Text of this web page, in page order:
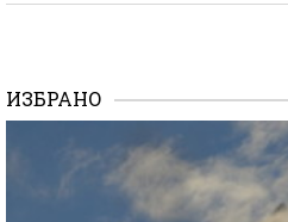
ИЗБРАНО